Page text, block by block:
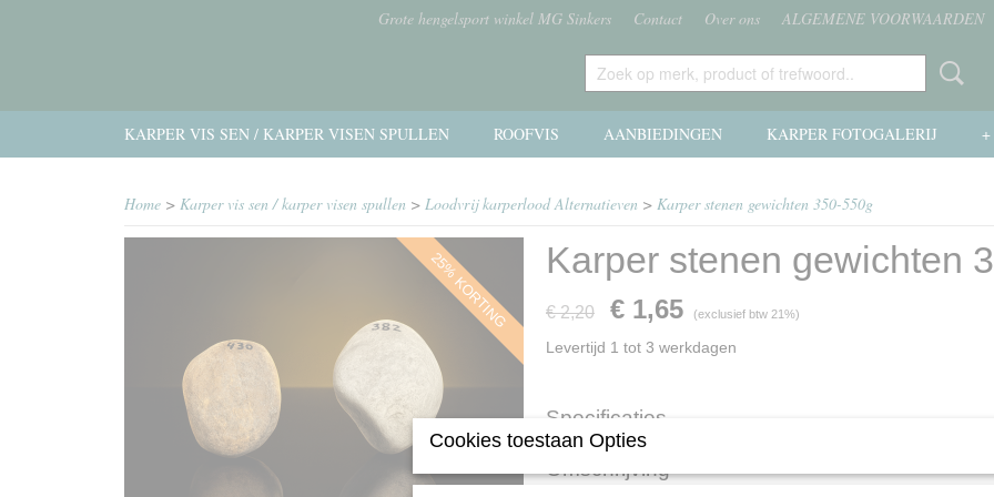
Grote hengelsport winkel MG Sinkers Contact Over ons ALGEMENE VOORWAARDEN
KARPER VIS SEN / KARPER VISEN SPULLEN ROOFVIS AANBIEDINGEN KARPER FOTOGALERIJ +
Home > Karper vis sen / karper visen spullen > Loodvrij karperlood Alternatieven > Karper stenen gewichten 350-550g
25% KORTING Karper stenen gewichten
€ 2,20 € 1,65 (exclusief btw 21%)
Levertijd 1 tot 3 werkdagen
Specificaties
Productcode
Productcode leverancier
85-3
Omschrijving
Cookies toestaan Opties